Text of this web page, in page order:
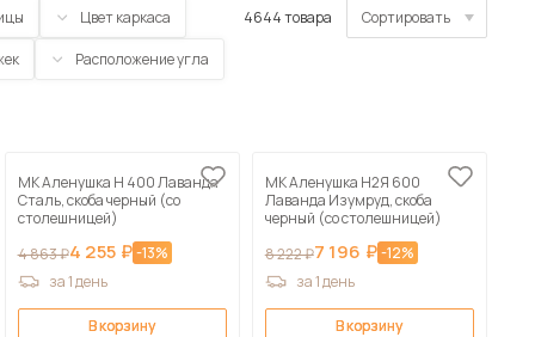
мебель для гостиных
Цвет каркаса
Расположение угла
Сортировать
По возрастанию скидки
По убыванию скидки
4644 товара
МК Аленушка Н 400 Лаванда
Сталь, скоба черный (со
столешницей)
4 863 ₽4 255 ₽-13%
за 1 день
В корзину
МК Аленушка Н2Я 600
Лаванда Изумруд, скоба
черный (со столешницей)
8 222 ₽7 196 ₽-12%
за 1 день
В корзину